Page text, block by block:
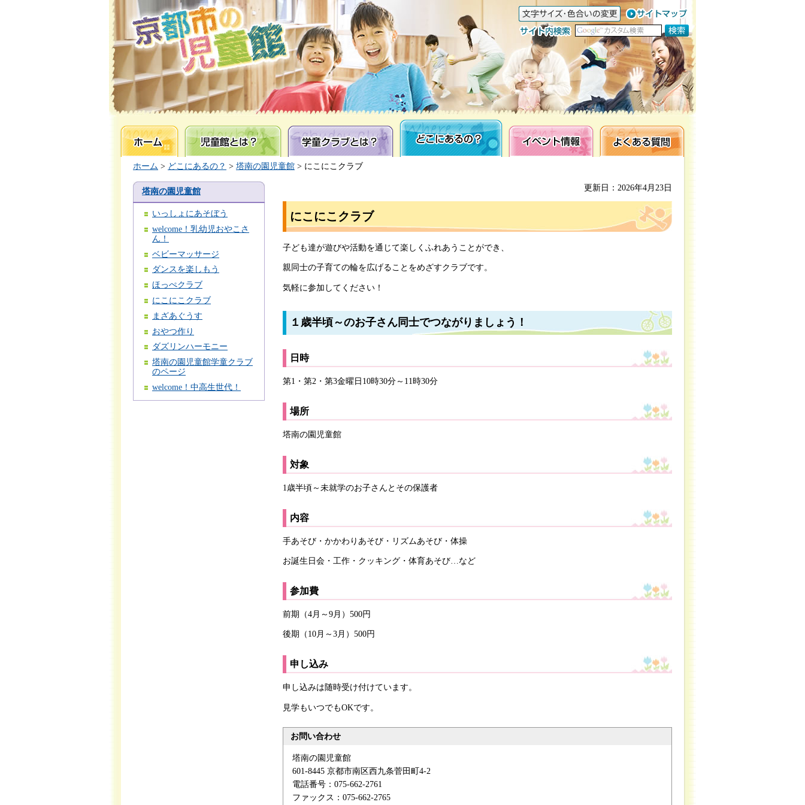
ホーム 児童館とは？ 学童クラブとは？ どこにあるの？ イベント情報 よくある質問
ホーム > どこにあるの？ > 塔南の園児童館 > にこにこクラブ
塔南の園児童館
いっしょにあそぼう
welcome！乳幼児おやこさ
ん！
ベビーマッサージ
ダンスを楽しもう
ほっぺクラブ
にこにこクラブ
まざあぐうす
おやつ作り
ダズリンハーモニー
塔南の園児童館学童クラブ
のページ
welcome！中高生世代！
更新日：2026年4月23日
にこにこクラブ
子ども達が遊びや活動を通じて楽しくふれあうことができ、
親同士の子育ての輪を広げることをめざすクラブです。
気軽に参加してください！
１歳半頃～のお子さん同士でつながりましょう！
日時
第1・第2・第3金曜日10時30分～11時30分
場所
塔南の園児童館
対象
1歳半頃～未就学のお子さんとその保護者
内容
手あそび・かかわりあそび・リズムあそび・体操
お誕生日会・工作・クッキング・体育あそび…など
参加費
前期（4月～9月）500円
後期（10月～3月）500円
申し込み
申し込みは随時受け付けています。
見学もいつでもOKです。
お問い合わせ
塔南の園児童館
601-8445 京都市南区西九条菅田町4-2
電話番号：075-662-2761
ファックス：075-662-2765